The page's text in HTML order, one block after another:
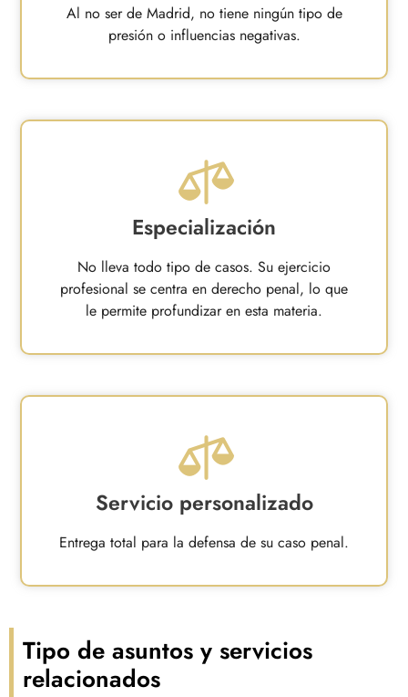
Al no ser de Madrid, no tiene ningún tipo de
presión o influencias negativas.
Especialización
No lleva todo tipo de casos. Su ejercicio
profesional se centra en derecho penal, lo que
le permite profundizar en esta materia.
Servicio personalizado
Entrega total para la defensa de su caso penal.
Tipo de asuntos y servicios
relacionados